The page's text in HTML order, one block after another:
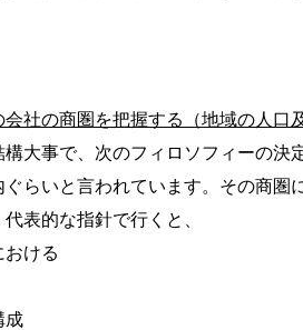
社の商圏を把握する（地域の人口
構大事で、次のフィロソフィーの決
ぐらいと言われています。その商圏
表的な指針で行くと、
おける
成